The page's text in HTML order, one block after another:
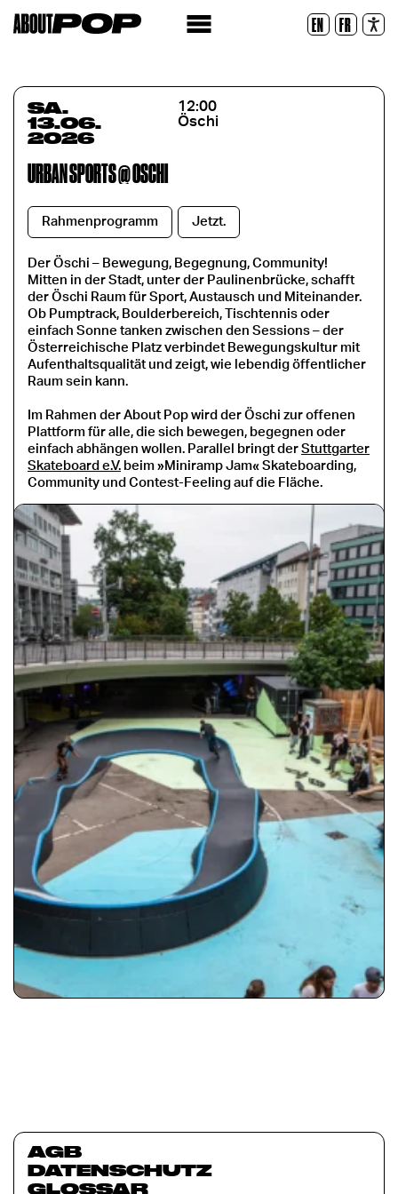
EN FR
Zurücksetzen
SA.
13.06.
2026
12:00
Öschi
URBAN SPORTS @ ÖSCHI
Rahmenprogramm Jetzt.
Der Öschi – Bewegung, Begegnung, Community!
Mitten in der Stadt, unter der Paulinenbrücke, schafft
der Öschi Raum für Sport, Austausch und Miteinander.
Ob Pumptrack, Boulderbereich, Tischtennis oder
einfach Sonne tanken zwischen den Sessions – der
Österreichische Platz verbindet Bewegungskultur mit
Aufenthaltsqualität und zeigt, wie lebendig öffentlicher
Raum sein kann.
Im Rahmen der About Pop wird der Öschi zur offenen
Plattform für alle, die sich bewegen, begegnen oder
einfach abhängen wollen. Parallel bringt der Stuttgarter
Skateboard e.V. beim »Miniramp Jam« Skateboarding,
Community und Contest-Feeling auf die Fläche.
AGB
DATENSCHUTZ
GLOSSAR